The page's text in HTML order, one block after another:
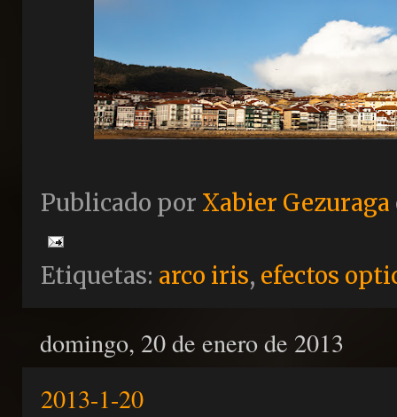
Publicado por Xabier Gezuraga
Etiquetas: arco iris, efectos
domingo, 20 de enero de 2013
2013-1-20